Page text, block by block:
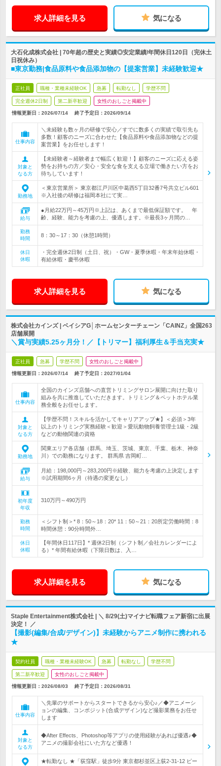
求人詳細を見る 気になる
大石化成株式会社 | 70年超の歴史と実績◎安定業績/年間休日120日（完休土
日祝休み）
■東京勤務|食品原料や食品添加物の【提案営業】未経験歓迎★
正社員 職種・業種未経験OK 急募 転勤なし 学歴不問
完全週休2日制 第二新卒歓迎 女性のおしごと掲載中
情報更新日：2026/07/14 終了予定日： 2026/09/14
仕事内容
＼未経験も数ヶ月の研修で安心／すでに数多くの実績で取引先も
多数！顧客のニーズに合わせた【食品原料や食品添加物などの提
案営業】をお任せします！
対象と
なる方
【未経験者～経験者まで幅広く歓迎！】顧客のニーズに応える姿
勢をお持ちの方／安心・安全な食を支える立場で働きたい方をお
待ちしています！
勤務地
＜東京営業所＞ 東京都江戸川区中葛西5丁目32番7号共立ビル601
※入社後の研修は福岡本社にて実…
給与
●月給22万円～45万円※上記は、あくまで最低保証額です。 年
齢、経験、能力を考慮の上、優遇します。※最長3ヶ月間の…
勤務
時間
8：30～17：30（休憩1時間）
休日
休暇
・完全週休2日制（土日、祝）・GW・夏季休暇・年末年始休暇・
有給休暇・慶弔休暇
求人詳細を見る 気になる
株式会社カインズ | ベイシアG│ホームセンターチェーン「CAINZ」全国263
店舗展開
＼賞与実績5.25ヶ月分！／【トリマー】福利厚生＆手当充実★
正社員 急募 学歴不問 女性のおしごと掲載中
情報更新日：2026/07/14 終了予定日： 2027/01/04
仕事内容
全国のカインズ店舗への直営トリミングサロン展開に向けた取り
組みを共に推進していただきます。トリミング＆ペットホテル業
務全般をお任せします。
対象と
なる方
【学歴不問！スキルを活かしてキャリアアップ★】＜必須＞3年
以上のトリミング実務経験＜歓迎＞愛玩動物飼養管理士1級・2級
などの動物関連の資格
勤務地
関東エリア各店舗（群馬、埼玉、茨城、東京、千葉、栃木、神奈
川）での勤務になります。 群馬県 吉岡町…
給与
月給：198,000円～283,200円※経験、能力を考慮の上決定します
※試用期間6ヶ月（待遇の変更なし）
初年度
年収
310万円～490万円
勤務
時間
＜シフト制＞* 8：50～18：20* 11：50～21：20所定労働時間：8
時間休憩：90分時間外…
休日
休暇
【年間休日117日】* 週休2日制（シフト制／会社カレンダーによ
る）* 年間有給休暇（下限日数は、入…
求人詳細を見る 気になる
Staple Entertainment株式会社 | ＼ 8/29(土)マイナビ転職フェア新宿に出展
決定！ ／
【撮影(編集/合成/デザイン)】未経験からアニメ制作に携われる
★
契約社員 職種・業種未経験OK 急募 転勤なし 学歴不問
第二新卒歓迎 女性のおしごと掲載中
情報更新日：2026/08/03 終了予定日： 2026/08/31
仕事内容
＼先輩のサポートからスタートできるから安心♪／◆アニメーシ
ョンの編集、コンポジット(合成デザイン)など撮影業務をお任せ
します
対象と
なる方
◆After Effects、Photoshop等アプリの使用経験があれば優遇♪◆
アニメの撮影会社にいた方など優遇！
★転勤なし ★「荻窪駅」徒歩9分 東京都杉並区上荻2-31-12 ピー